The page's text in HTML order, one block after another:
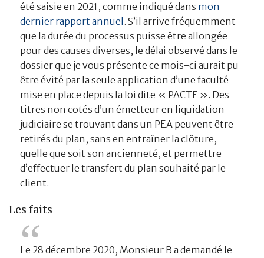
été saisie en 2021, comme indiqué dans mon
dernier rapport annuel . S’il arrive fréquemment
que la durée du processus puisse être allongée
pour des causes diverses, le délai observé dans le
dossier que je vous présente ce mois-ci aurait pu
être évité par la seule application d’une faculté
mise en place depuis la loi dite « PACTE ». Des
titres non cotés d’un émetteur en liquidation
judiciaire se trouvant dans un PEA peuvent être
retirés du plan, sans en entraîner la clôture,
quelle que soit son ancienneté, et permettre
d’effectuer le transfert du plan souhaité par le
client.
Les faits
Le 28 décembre 2020, Monsieur B a demandé le